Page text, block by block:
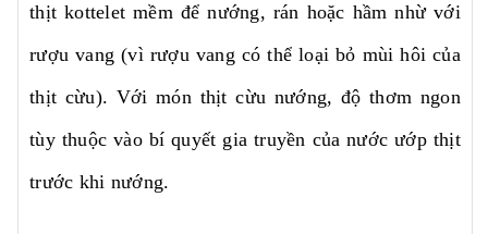
thịt kottelet mềm để nướng, rán hoặc hầm nhừ với
rượu vang (vì rượu vang có thể loại bỏ mùi hôi của
thịt cừu). Với món thịt cừu nướng, độ thơm ngon
tùy thuộc vào bí quyết gia truyền của nước ướp thịt
trước khi nướng.